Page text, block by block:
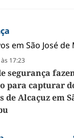
17:23
segurança
para capturar
Alcaçuz em